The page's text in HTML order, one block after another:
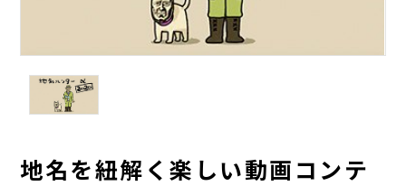
地名を紐解く楽しい動画コンテ